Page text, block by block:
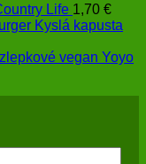
Life 1,70 €
Kyslá kapusta
Yoyo